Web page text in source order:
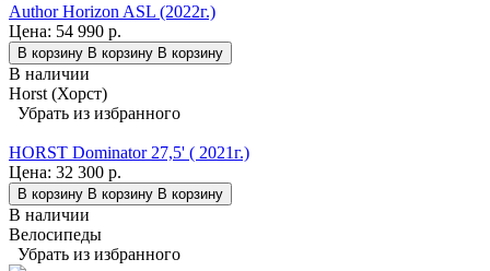
Author Horizon ASL (2022г.)
Цена: 54 990 р.
В корзину В корзину В корзину
В наличии
Horst (Хорст)
Убрать из избранного
HORST Dominator 27,5' ( 2021г.)
Цена: 32 300 р.
В корзину В корзину В корзину
В наличии
Велосипеды
Убрать из избранного